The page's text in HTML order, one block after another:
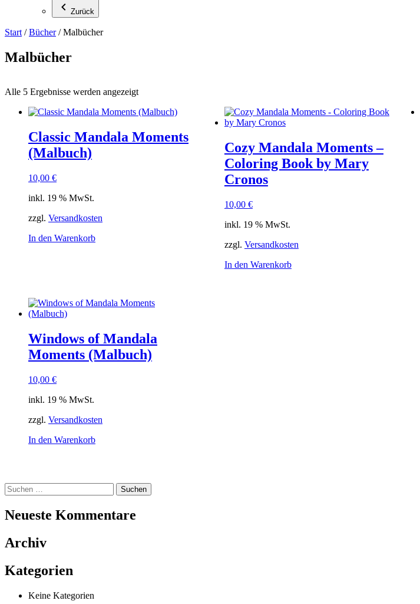
Zurück
Start /Bücher/ Malbücher
Malbücher
Alle 5 Ergebnisse werden angezeigt
Classic Mandala Moments
(Malbuch)
10,00 €
inkl. 19 % MwSt.
zzgl. Versandkosten
In den Warenkorb
Cozy Mandala Moments –
Coloring Book by Mary
Cronos
10,00 €
inkl. 19 % MwSt.
zzgl. Versandkosten
In den Warenkorb
Windows of Mandala
Moments (Malbuch)
10,00 €
inkl. 19 % MwSt.
zzgl. Versandkosten
In den Warenkorb
Suchen
nach:
Neueste Kommentare
Archiv
Kategorien
Keine Kategorien